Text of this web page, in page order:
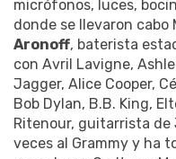
micrófonos, luces,
donde se llevaron cabo
Aronoff, baterista
con Avril Lavigne,
Jagger, Alice Cooper,
Bob Dylan, B.B. King,
Ritenour, guitarrista de
veces al Grammy y ha